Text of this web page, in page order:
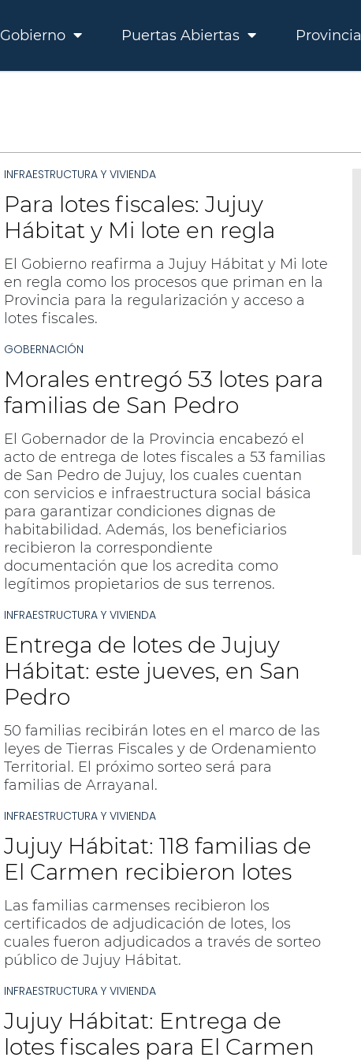
Gobierno Puertas Abiertas Provincia
INFRAESTRUCTURA Y VIVIENDA
Para lotes fiscales: Jujuy
Hábitat y Mi lote en regla
El Gobierno reafirma a Jujuy Hábitat y Mi lote
en regla como los procesos que priman en la
Provincia para la regularización y acceso a
lotes fiscales.
GOBERNACIÓN
Morales entregó 53 lotes para
familias de San Pedro
El Gobernador de la Provincia encabezó el
acto de entrega de lotes fiscales a 53 familias
de San Pedro de Jujuy, los cuales cuentan
con servicios e infraestructura social básica
para garantizar condiciones dignas de
habitabilidad. Además, los beneficiarios
recibieron la correspondiente
documentación que los acredita como
legítimos propietarios de sus terrenos.
INFRAESTRUCTURA Y VIVIENDA
Entrega de lotes de Jujuy
Hábitat: este jueves, en San
Pedro
50 familias recibirán lotes en el marco de las
leyes de Tierras Fiscales y de Ordenamiento
Territorial. El próximo sorteo será para
familias de Arrayanal.
INFRAESTRUCTURA Y VIVIENDA
Jujuy Hábitat: 118 familias de
El Carmen recibieron lotes
Las familias carmenses recibieron los
certificados de adjudicación de lotes, los
cuales fueron adjudicados a través de sorteo
público de Jujuy Hábitat.
INFRAESTRUCTURA Y VIVIENDA
Jujuy Hábitat: Entrega de
lotes fiscales para El Carmen